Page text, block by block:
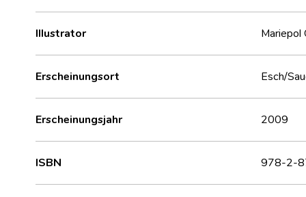
Illustrator Mariepol
Erscheinungsort Esch/
Erscheinungsjahr 2009
ISBN 978-2-